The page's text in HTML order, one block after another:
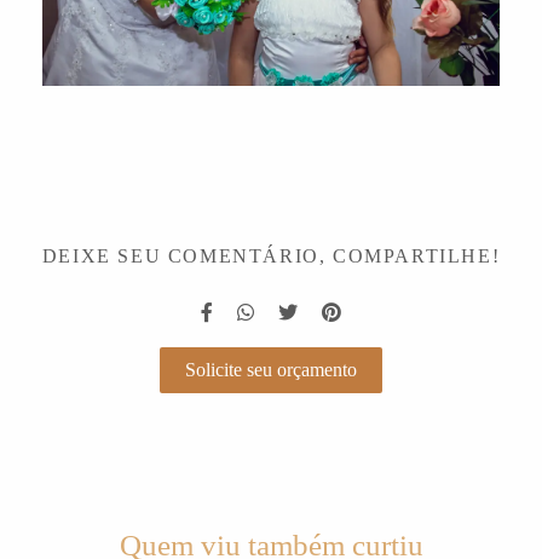
DEIXE SEU COMENTÁRIO, COMPARTILHE!
Solicite seu orçamento
Quem viu também curtiu